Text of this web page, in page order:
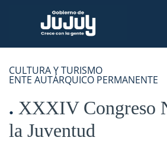
CULTURA Y TURISMO
ENTE AUTÁRQUICO PERMANENTE
XXXIV Congreso
la Juventud